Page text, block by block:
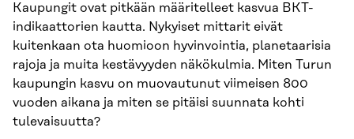
Kaupungit ovat pitkään määritelleet kasvua BKT-
indikaattorien kautta. Nykyiset mittarit eivät
kuitenkaan ota huomioon hyvinvointia, planetaarisia
rajoja ja muita kestävyyden näkökulmia. Miten Turun
kaupungin kasvu on muovautunut viimeisen 800
vuoden aikana ja miten se pitäisi suunnata kohti
tulevaisuutta?